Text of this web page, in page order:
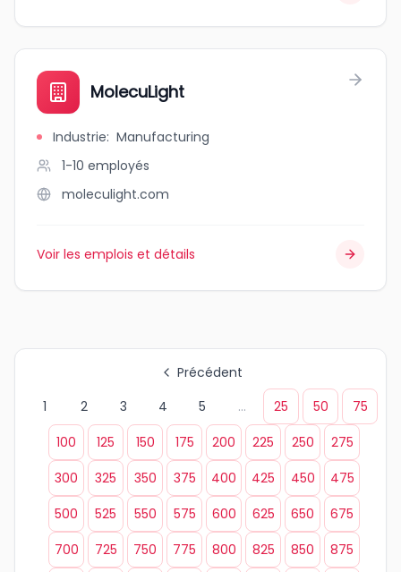
MolecuLight
Industrie: Manufacturing
1-10 employés
moleculight.com
Voir les emplois et détails
Précédent
1
2 3 4 5 ... 25 50
75
100
125 150 175 200 225 250
275
300
325 350 375 400 425 450
475
500
525 550 575 600 625 650
675
700
725 750 775 800 825 850 875